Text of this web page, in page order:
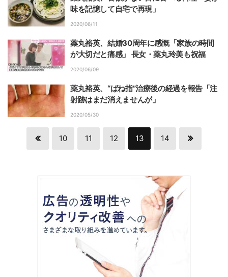
味を記憶して自宅で再現」
2020/06/11
薬丸裕英、結婚30周年に感慨「家族の時間
が大切だと痛感」 長女・薬丸玲美も祝福
2020/06/09
薬丸裕英、“ばね指”治療後の経過を報告「注
射跡はまだ消えませんが」
2020/05/30
10 11 12 13 14